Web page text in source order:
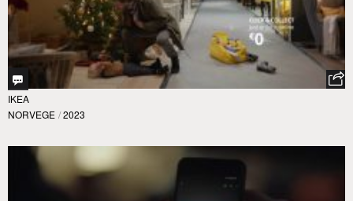
IKEA
NORVEGE / 2023